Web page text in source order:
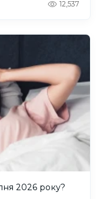
12,537
2026 року?